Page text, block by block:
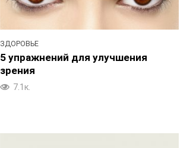
ЗДОРОВЬЕ
5 упражнений для улучшения
зрения
7.1к.